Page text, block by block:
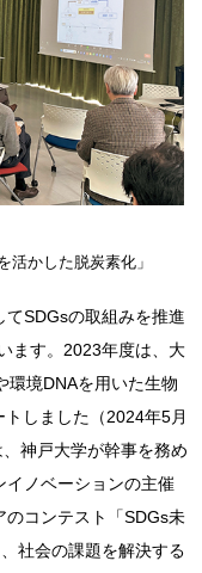
活かした脱炭素化」
SDGsの取組みを推進
ます。2023年度は、大
環境DNAを用いた生物
しました（2024年5月
神戸大学が幹事を務め
イノベーションの主催
のコンテスト「SDGs未
社会の課題を解決する